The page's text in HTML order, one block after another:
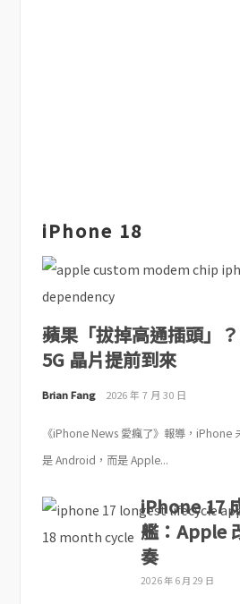
iPhone 18
蘋果「拔掉高通插頭」
5G 晶片提前到來
Brian Fang 2026 年 7 月 30 日
《iPhone News 愛瘋了》報導，iPhone
是 Android，而是 Apple...
iPhone 17
艦：Apple
奏
2026 年 6 月 29 日